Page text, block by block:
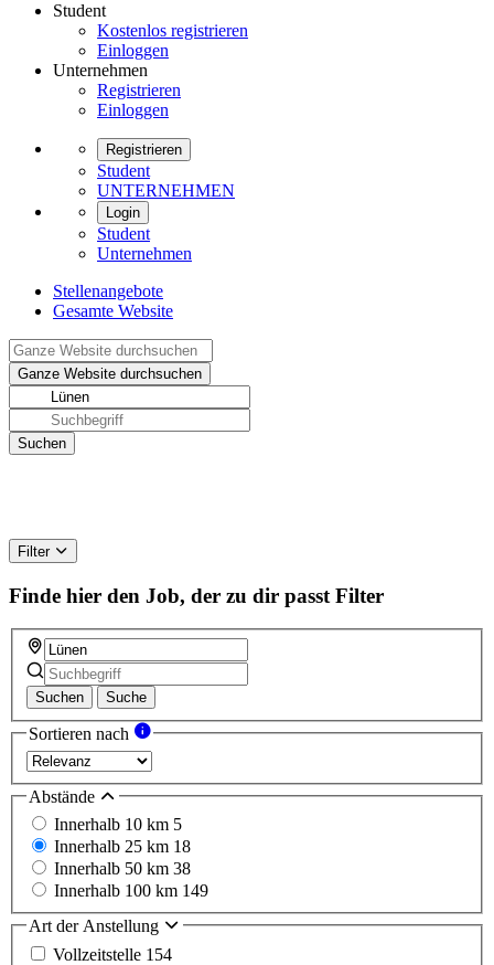
Student
Kostenlos registrieren
Einloggen
Unternehmen
Registrieren
Einloggen
Registrieren
Student
UNTERNEHMEN
Login
Student
Unternehmen
Stellenangebote
Gesamte Website
Filter
Finde hier den Job, der zu dir passt Filter
Suchen Suche
Sortieren nach
Abstände
Innerhalb 10 km 5
Innerhalb 25 km 18
Innerhalb 50 km 38
Innerhalb 100 km 149
Art der Anstellung
Vollzeitstelle 154